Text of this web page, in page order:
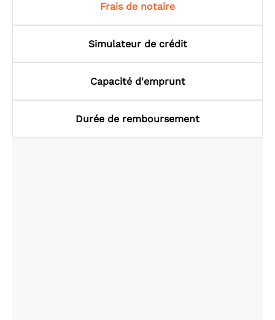
Frais de notaire
Simulateur de crédit
Capacité d'emprunt
Durée de remboursement